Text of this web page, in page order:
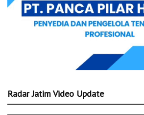
Radar Jatim Video Update